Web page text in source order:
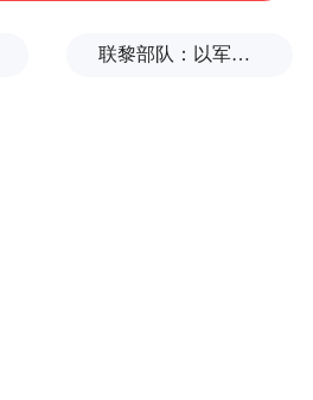
联黎部队：以军单日向黎发射113枚炮弹